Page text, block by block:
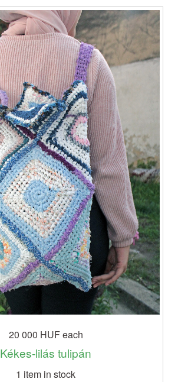
20 000 HUFeach
Kékes-lilás tulipán
1 item in stock